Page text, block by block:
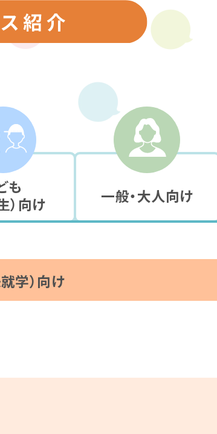
も
） 向け 一般・大人向け
学）向け